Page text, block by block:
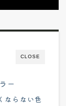
CLOSE
ー
ならない色